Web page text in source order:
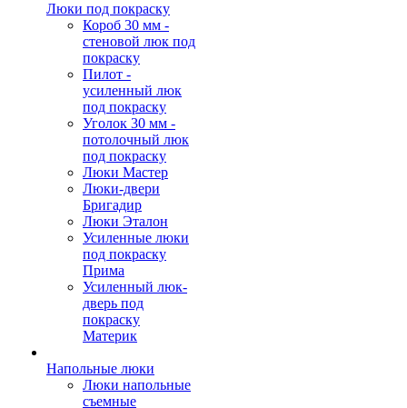
Люки под покраску
Короб 30 мм -
стеновой люк под
покраску
Пилот -
усиленный люк
под покраску
Уголок 30 мм -
потолочный люк
под покраску
Люки Мастер
Люки-двери
Бригадир
Люки Эталон
Усиленные люки
под покраску
Прима
Усиленный люк-
дверь под
покраску
Материк
Напольные люки
Люки напольные
съемные